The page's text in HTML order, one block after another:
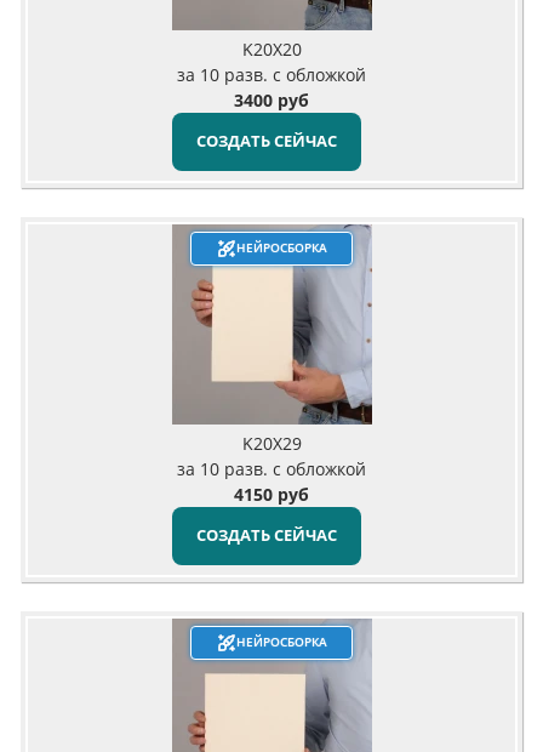
K20X20
за 10 разв. с обложкой
3400 руб
СОЗДАТЬ СЕЙЧАС
НЕЙРОСБОРКА
K20X29
за 10 разв. с обложкой
4150 руб
СОЗДАТЬ СЕЙЧАС
НЕЙРОСБОРКА